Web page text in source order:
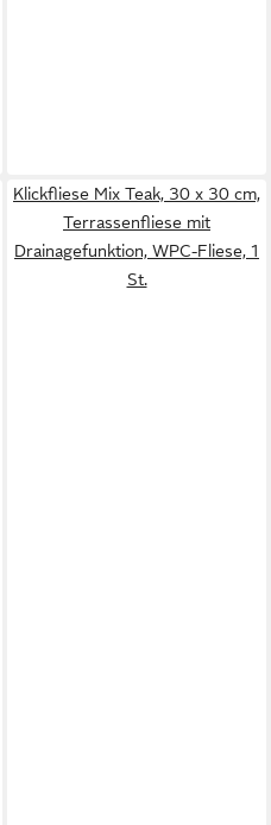
Klickfliese Mix Teak, 30 x 30 cm,
Terrassenfliese mit
Drainagefunktion, WPC-Fliese, 1
St.